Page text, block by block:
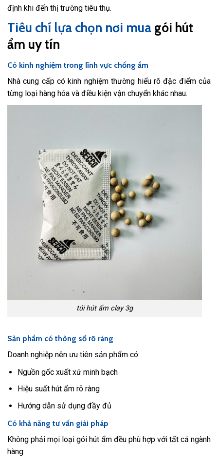
định khi đến thị trường tiêu thụ.
Tiêu chí lựa chọn nơi mua gói hút
ẩm uy tín
Có kinh nghiệm trong lĩnh vực chống ẩm
Nhà cung cấp có kinh nghiệm thường hiểu rõ đặc điểm của
từng loại hàng hóa và điều kiện vận chuyển khác nhau.
túi hút ẩm clay 3g
Sản phẩm có thông số rõ ràng
Doanh nghiệp nên ưu tiên sản phẩm có:
Nguồn gốc xuất xứ minh bạch
Hiệu suất hút ẩm rõ ràng
Hướng dẫn sử dụng đầy đủ
Có khả năng tư vấn giải pháp
Không phải mọi loại gói hút ẩm đều phù hợp với tất cả ngành
hàng.